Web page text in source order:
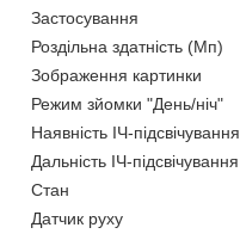
Застосування
Роздільна здатність (Мп)
Зображення картинки
Режим зйомки "День/ніч"
Наявність ІЧ-підсвічування
Дальність ІЧ-підсвічування
Стан
Датчик руху